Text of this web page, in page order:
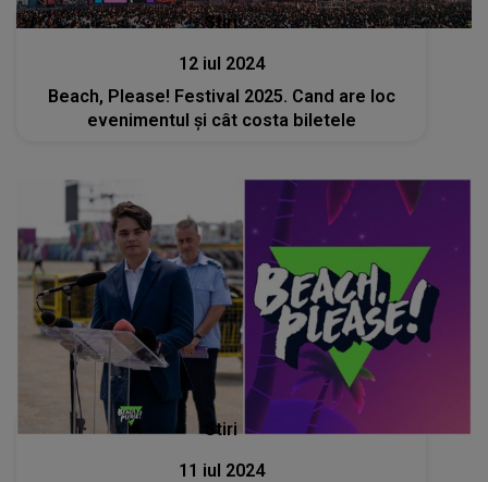
Stiri
12 iul 2024
Beach, Please! Festival 2025. Cand are loc
evenimentul și cât costa biletele
Stiri
11 iul 2024